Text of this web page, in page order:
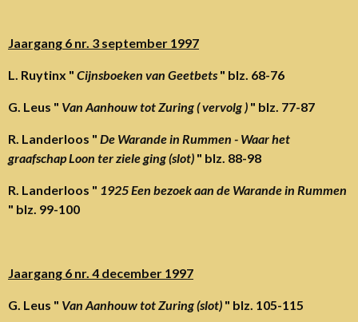
Jaargang 6 nr. 3 september 1997
L. Ruytinx " Cijnsboeken van Geetbets " blz. 68-76
G. Leus " Van Aanhouw tot Zuring ( vervolg ) " blz. 77-87
R. Landerloos " De Warande in Rummen - Waar het
graafschap Loon ter ziele ging (slot) " blz. 88-98
R. Landerloos " 1925 Een bezoek aan de Warande in Rummen
" blz. 99-100
Jaargang 6 nr. 4 december 1997
G. Leus " Van Aanhouw tot Zuring (slot) " blz. 105-115